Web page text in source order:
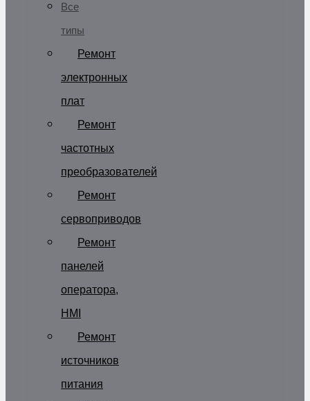
Все
типы
Ремонт
электронных
плат
Ремонт
частотных
преобразователей
Ремонт
сервоприводов
Ремонт
панелей
оператора,
HMI
Ремонт
источников
питания